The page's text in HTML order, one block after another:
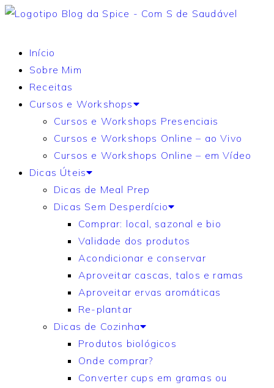
Início
Sobre Mim
Receitas
Cursos e Workshops
Cursos e Workshops Presenciais
Cursos e Workshops Online – ao Vivo
Cursos e Workshops Online – em Vídeo
Dicas Úteis
Dicas de Meal Prep
Dicas Sem Desperdício
Comprar: local, sazonal e bio
Validade dos produtos
Acondicionar e conservar
Aproveitar cascas, talos e ramas
Aproveitar ervas aromáticas
Re-plantar
Dicas de Cozinha
Produtos biológicos
Onde comprar?
Converter cups em gramas ou